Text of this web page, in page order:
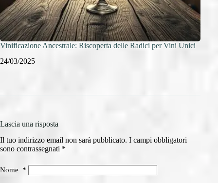
Vinificazione Ancestrale: Riscoperta delle Radici per Vini Unici
24/03/2025
Lascia una risposta
Il tuo indirizzo email non sarà pubblicato. I campi obbligatori
sono contrassegnati *
Nome *